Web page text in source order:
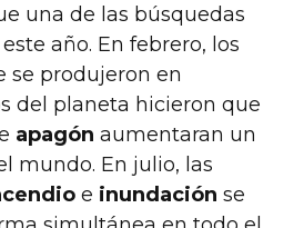
una de las búsquedas
año. En febrero, los
se produjeron en
del planeta hicieron que
apagón aumentaran un
mundo. En julio, las
e inundación se